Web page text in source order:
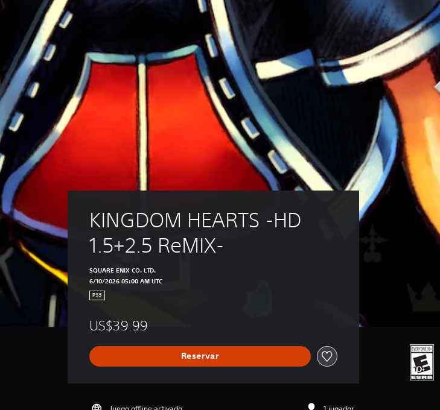
KINGDOM HEARTS -HD
1.5+2.5 ReMIX-
SQUARE ENIX CO. LTD.
6/10/2026 05:00 AM UTC
PS5
US$39.99
Reservar